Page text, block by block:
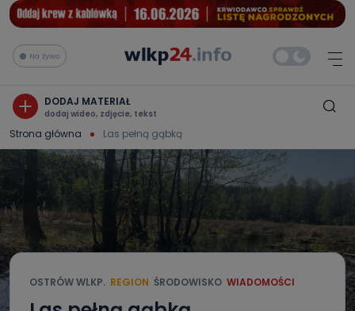
Na żywo
DODAJ MATERIAŁ
dodaj wideo, zdjęcie, tekst
Strona główna Las pełną gąbką
OSTRÓW WLKP. REGION ŚRODOWISKO WIADOMOŚCI